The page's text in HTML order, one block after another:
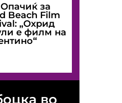
за
Beach Film
„Охрид
е филм на
во